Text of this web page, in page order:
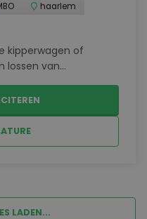
haarlem
kipperwagen of
lossen van
naar
op moeilijk
LADEN...